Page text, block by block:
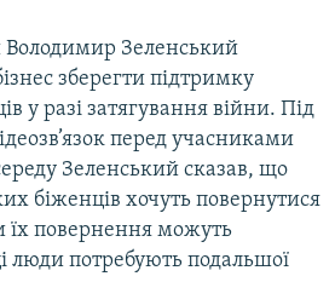
Зеленський
зберегти підтримку
у разі затягування війни. Під
перед учасниками
Зеленський сказав, що
біженців хочуть повернутися
їх повернення можуть
люди потребують подальшої